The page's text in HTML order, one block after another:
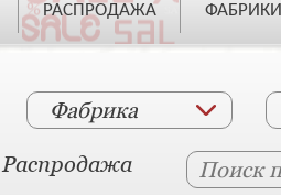
РАСПРОДАЖА ФАБРИКИ
Фабрика
Распродажа